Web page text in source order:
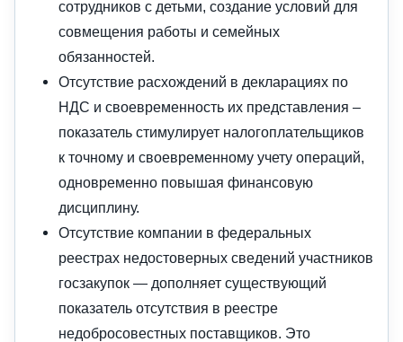
сотрудников с детьми, создание условий для
совмещения работы и семейных
обязанностей.
Отсутствие расхождений в декларациях по
НДС и своевременность их представления –
показатель стимулирует налогоплательщиков
к точному и своевременному учету операций,
одновременно повышая финансовую
дисциплину.
Отсутствие компании в федеральных
реестрах недостоверных сведений участников
госзакупок — дополняет существующий
показатель отсутствия в реестре
недобросовестных поставщиков. Это